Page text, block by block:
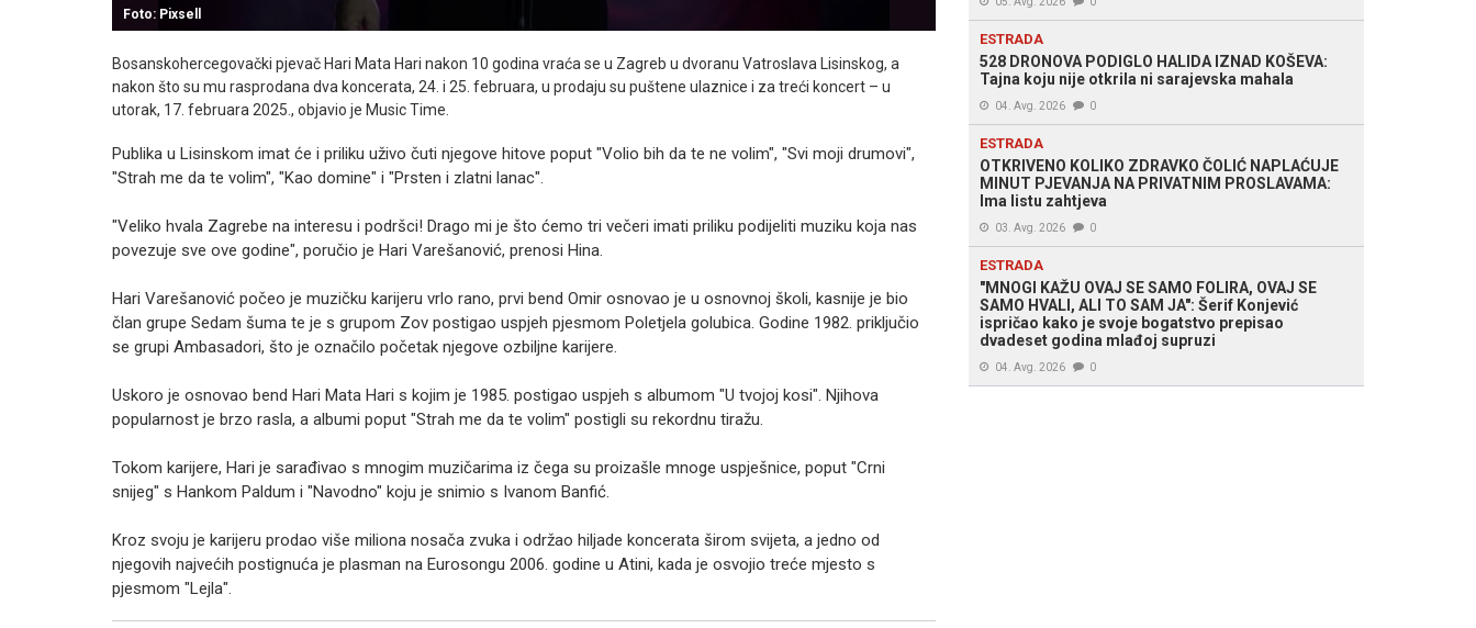
Foto: Pixsell
Bosanskohercegovački pjevač Hari Mata Hari nakon 10 godina vraća se u Zagreb u dvoranu Vatroslava Lisinskog, a
nakon što su mu rasprodana dva koncerata, 24. i 25. februara, u prodaju su puštene ulaznice i za treći koncert – u
utorak, 17. februara 2025., objavio je Music Time.
Publika u Lisinskom imat će i priliku uživo čuti njegove hitove poput "Volio bih da te ne volim", "Svi moji drumovi",
"Strah me da te volim", "Kao domine" i "Prsten i zlatni lanac".
"Veliko hvala Zagrebe na interesu i podršci! Drago mi je što ćemo tri večeri imati priliku podijeliti muziku koja nas
povezuje sve ove godine", poručio je Hari Varešanović, prenosi Hina.
Hari Varešanović počeo je muzičku karijeru vrlo rano, prvi bend Omir osnovao je u osnovnoj školi, kasnije je bio
član grupe Sedam šuma te je s grupom Zov postigao uspjeh pjesmom Poletjela golubica. Godine 1982. priključio
se grupi Ambasadori, što je označilo početak njegove ozbiljne karijere.
Uskoro je osnovao bend Hari Mata Hari s kojim je 1985. postigao uspjeh s albumom "U tvojoj kosi". Njihova
popularnost je brzo rasla, a albumi poput "Strah me da te volim" postigli su rekordnu tiražu.
Tokom karijere, Hari je sarađivao s mnogim muzičarima iz čega su proizašle mnoge uspješnice, poput "Crni
snijeg" s Hankom Paldum i "Navodno" koju je snimio s Ivanom Banfić.
Kroz svoju je karijeru prodao više miliona nosača zvuka i održao hiljade koncerata širom svijeta, a jedno od
njegovih najvećih postignuća je plasman na Eurosongu 2006. godine u Atini, kada je osvojio treće mjesto s
pjesmom "Lejla".
ESTRADA
528 DRONOVA PODIGLO HALIDA IZNAD KOŠEVA:
Tajna koju nije otkrila ni sarajevska mahala
04. Avg. 2026 0
ESTRADA
OTKRIVENO KOLIKO ZDRAVKO ČOLIĆ NAPLAĆUJE
MINUT PJEVANJA NA PRIVATNIM PROSLAVAMA:
Ima listu zahtjeva
03. Avg. 2026 0
ESTRADA
"MNOGI KAŽU OVAJ SE SAMO FOLIRA, OVAJ SE
SAMO HVALI, ALI TO SAM JA": Šerif Konjević
ispričao kako je svoje bogatstvo prepisao
dvadeset godina mlađoj supruzi
04. Avg. 2026 0